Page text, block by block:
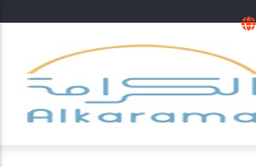
contenu
principal